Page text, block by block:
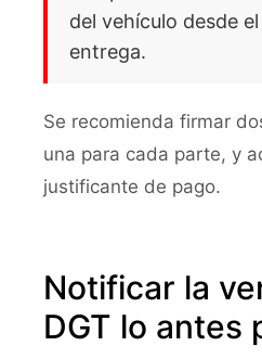
del vehículo desde
entrega.
Se recomienda firmar
una para cada parte, y
justificante de pago.
Notificar la
DGT lo antes